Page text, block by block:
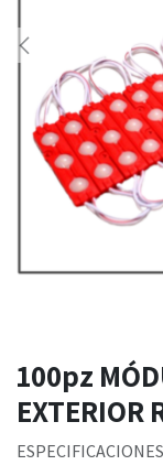
100pz
EXTERIOR
ESPECIFICACIONES